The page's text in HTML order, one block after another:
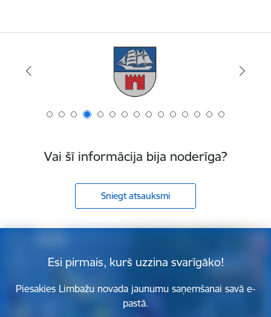
Vai šī informācija bija noderīga?
Sniegt atsauksmi
Esi pirmais, kurš uzzina svarīgāko!
Piesakies Limbažu novada jaunumu saņemšanai savā e-
pastā.